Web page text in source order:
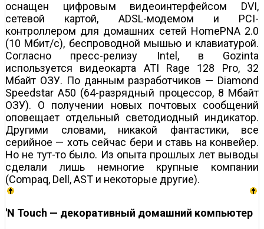
оснащен цифровым видеоинтерфейсом DVI,
сетевой картой, ADSL-модемом и PCI-
контроллером для домашних сетей HomePNA 2.0
(10 Мбит/с), беспроводной мышью и клавиатурой.
Согласно пресс-релизу Intel, в Gozinta
используется видеокарта ATI Rage 128 Pro, 32
Мбайт ОЗУ. По данным разработчиков — Diamond
Speedstar A50 (64-разрядный процессор, 8 Мбайт
ОЗУ). О получении новых почтовых сообщений
оповещает отдельный светодиодный индикатор.
Другими словами, никакой фантастики, все
серийное — хоть сейчас бери и ставь на конвейер.
Но не тут-то было. Из опыта прошлых лет выводы
сделали лишь немногие крупные компании
(Compaq, Dell, AST и некоторые другие).
'N Touch — декоративный домашний компьютер